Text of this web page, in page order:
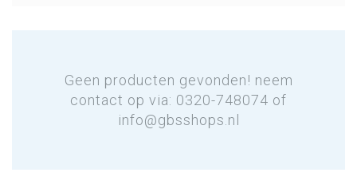
Geen producten gevonden! neem
contact op via: 0320-748074 of
info@gbsshops.nl